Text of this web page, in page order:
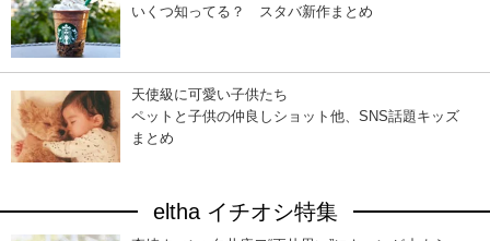
いくつ知ってる？ スタバ新作まとめ
天使級に可愛い子供たち
ペットと子供の仲良しショット他、SNS話題キッズ
まとめ
eltha イチオシ特集